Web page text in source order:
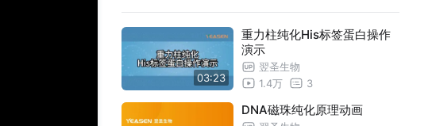
03:23
重力柱纯化His标签蛋白操作
演示
翌圣生物
1.4万
3
DNA磁珠纯化原理动画